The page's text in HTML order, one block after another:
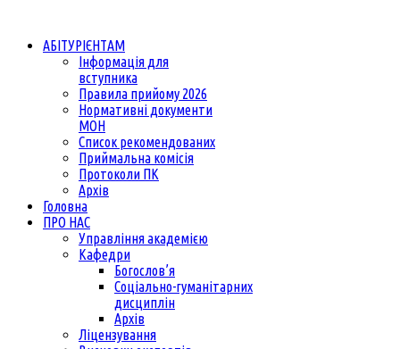
АБІТУРІЄНТАМ
Інформація для
вступника
Правила прийому 2026
Нормативні документи
МОН
Список рекомендованих
Приймальна комісія
Протоколи ПК
Архів
Головна
ПРО НАС
Управління академією
Кафедри
Богослов’я
Соціально-гуманітарних
дисциплін
Архів
Ліцензування